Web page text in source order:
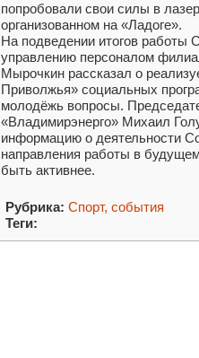
попробовали свои силы в
организованном на «Ладоге».
На подведении итогов работы
управлению персоналом
Мырочкин рассказал о
Приволжья» социальных
молодёжь вопросы.
«Владимирэнерго» Михаил
информацию о деятельности
направления работы в
быть активнее.
Рубрика: Спорт, события
Теги: